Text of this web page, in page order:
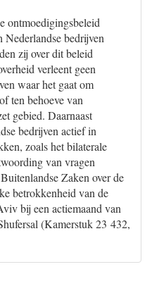
ontmoedigingsbeleid
bedrijven
zij over dit beleid
verleent geen
waar het gaat om
ten behoeve van
gebied. Daarnaast
bedrijven actief in
zoals het bilaterale
van vragen
Zaken over de
betrokkenheid van de
bij een actiemaand van
(Kamerstuk 23 432,